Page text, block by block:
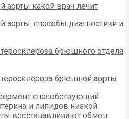
способствующий
и липидов низкой
восстанавливают обмен